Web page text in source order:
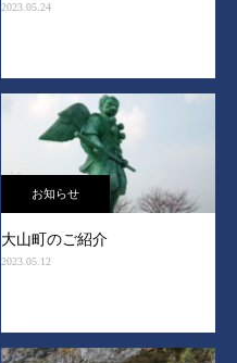
2023.05.24
お知らせ
大山町のご紹介
2023.05.12